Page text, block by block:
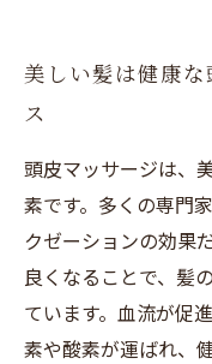
美しい髪は健康
ス
頭皮マッサージは、
素です。多くの専門
クゼーションの効果
良くなることで、髪
ています。血流が促
素や酸素が運ばれ、